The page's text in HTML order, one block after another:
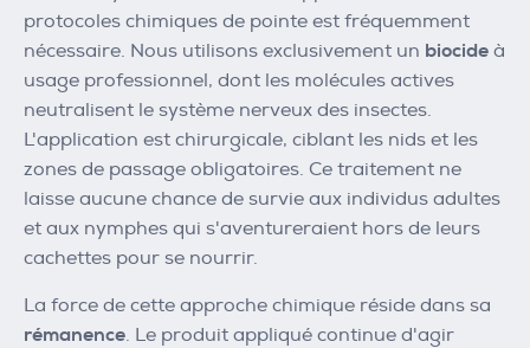
protocoles chimiques de pointe est fréquemment
nécessaire. Nous utilisons exclusivement un biocide à
usage professionnel, dont les molécules actives
neutralisent le système nerveux des insectes.
L'application est chirurgicale, ciblant les nids et les
zones de passage obligatoires. Ce traitement ne
laisse aucune chance de survie aux individus adultes
et aux nymphes qui s'aventureraient hors de leurs
cachettes pour se nourrir.
La force de cette approche chimique réside dans sa
rémanence. Le produit appliqué continue d'agir